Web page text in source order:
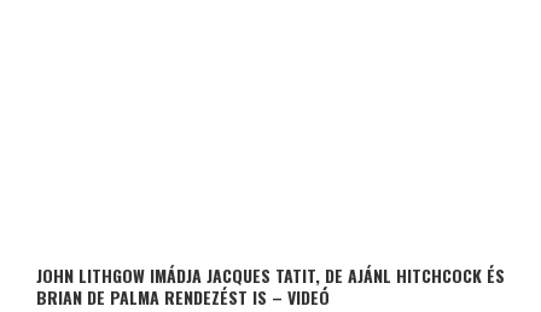
JOHN LITHGOW IMÁDJA JACQUES TATIT, DE AJÁNL HITCHCOCK ÉS
BRIAN DE PALMA RENDEZÉST IS – VIDEÓ